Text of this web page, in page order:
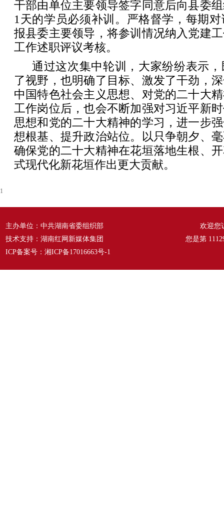
干部由单位主要领导签字同意后向县委
1天的学员必须补训。严格督学，每期
报县委主要领导，将参训情况纳入党建
工作述职评议考核。
通过这次集中轮训，大家纷纷表示
了视野，也明确了目标、激发了干劲，
中国特色社会主义思想、对党的二十大
工作岗位后，也会不断加强对习近平新
思想和党的二十大精神的学习，进一步
想根基、提升政治站位。以只争朝夕、
确保党的二十大精神在花垣落地生根、
式现代化新花垣作出更大贡献。
1
主办单位：中共湖南省委组织部
技术支持：湖南红网新媒体集团
ICP备案号： 湘ICP备17016663号-1
欢迎您
您是第